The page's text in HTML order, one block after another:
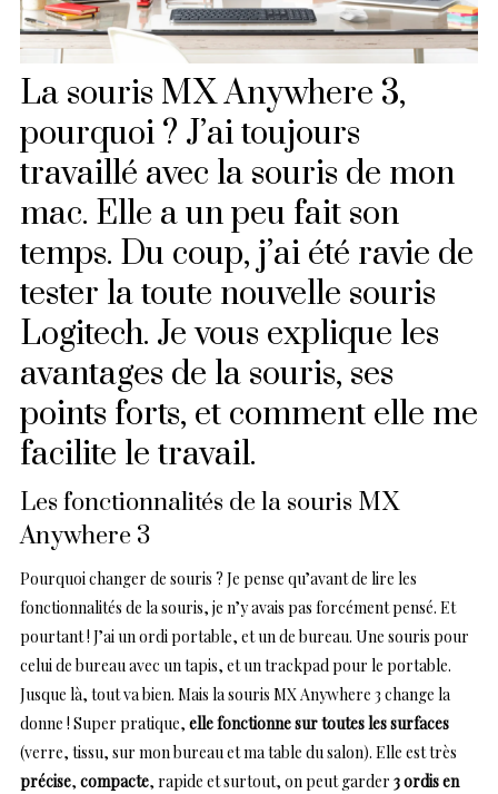
La souris MX Anywhere 3,
pourquoi ? J’ai toujours
travaillé avec la souris de mon
mac. Elle a un peu fait son
temps. Du coup, j’ai été ravie de
tester la toute nouvelle souris
Logitech. Je vous explique les
avantages de la souris, ses
points forts, et comment elle me
facilite le travail.
Les fonctionnalités de la souris MX
Anywhere 3
Pourquoi changer de souris ? Je pense qu’avant de lire les
fonctionnalités de la souris, je n’y avais pas forcément pensé. Et
pourtant ! J’ai un ordi portable, et un de bureau. Une souris pour
celui de bureau avec un tapis, et un trackpad pour le portable.
Jusque là, tout va bien. Mais la souris MX Anywhere 3 change la
donne ! Super pratique, elle fonctionne sur toutes les surfaces
(verre, tissu, sur mon bureau et ma table du salon). Elle est très
précise, compacte, rapide et surtout, on peut garder 3 ordis en